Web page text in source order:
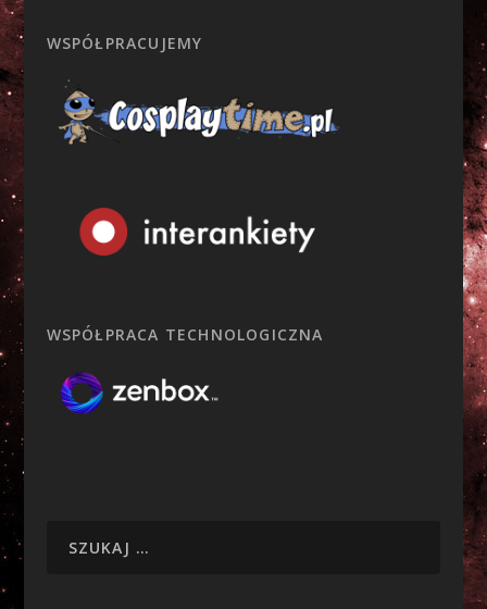
WSPÓŁPRACUJEMY
WSPÓŁPRACA TECHNOLOGICZNA